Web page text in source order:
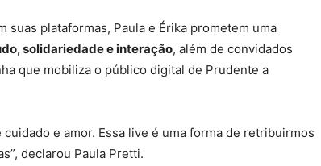
suas plataformas, Paula e Érika prometem uma
solidariedade e interação, além de convidados
que mobiliza o público digital de Prudente a
e amor. Essa live é uma forma de retribuirmos
declarou Paula Pretti.